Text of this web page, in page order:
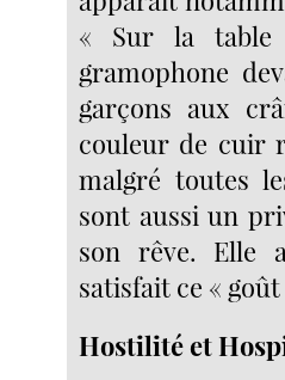
« Sur la table
gramophone
garçons aux
couleur de cuir
malgré toutes
sont aussi un
son rêve. Elle
satisfait ce «
Hostilité et